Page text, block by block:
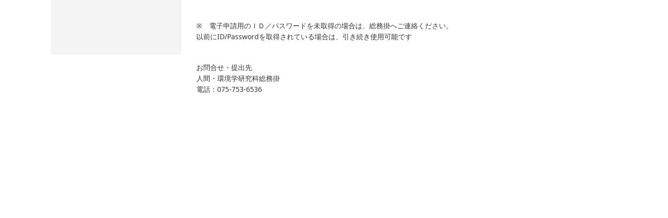
※ 電子申請用のＩＤ／パスワードを未取得の場合は、総務掛へご連絡ください。
以前にID/Passwordを取得されている場合は、引き続き使用可能です
お問合せ・提出先
人間・環境学研究科総務掛
電話：075-753-6536